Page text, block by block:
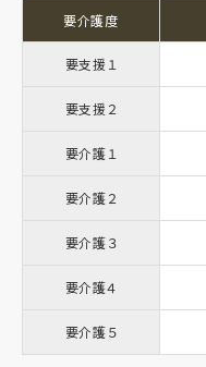
要介護度
要支援１
要支援２
要介護１
要介護２
要介護３
要介護４
要介護５